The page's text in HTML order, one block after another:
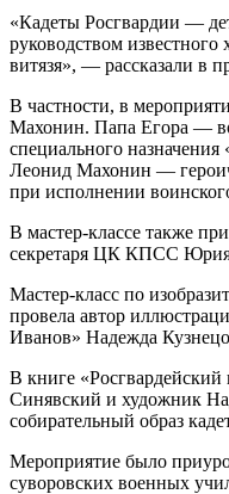
«Кадеты Росгвардии —
руководством известного
витязя», — рассказали в
В частности, в
Махонин. Папа Егора —
специального
Леонид Махонин —
при исполнении
В мастер-классе также
секретаря ЦК КПСС
Мастер-класс по
провела автор
Иванов» Надежда
В книге
Синявский и художник
собирательный образ
Мероприятие было
суворовских военных